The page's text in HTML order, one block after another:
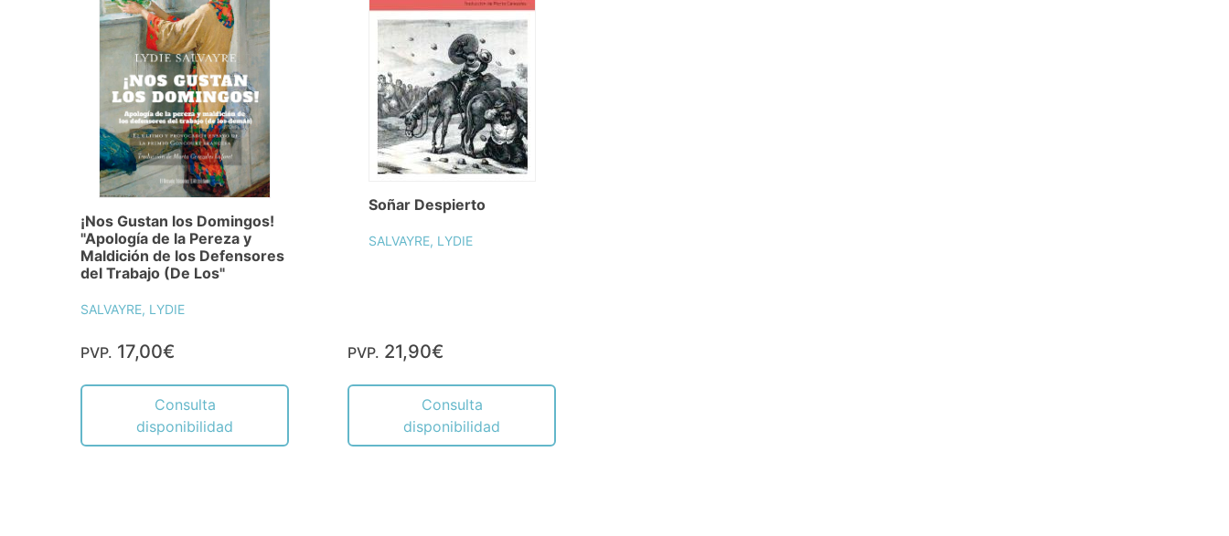
¡Nos Gustan los Domingos!
"Apología de la Pereza y
Maldición de los Defensores
del Trabajo (De Los"
SALVAYRE, LYDIE
PVP. 17,00€
Consulta
disponibilidad
Soñar Despierto
SALVAYRE, LYDIE
PVP. 21,90€
Consulta
disponibilidad